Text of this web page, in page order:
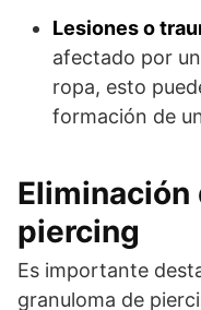
Lesiones o
afectado por
ropa, esto
formación de
Eliminación
piercing
Es importante
granuloma de